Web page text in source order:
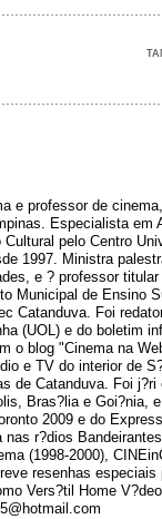
e professor de
Especialista em
pelo Centro
1997. Ministra
e ? professor
Municipal de Ensino
Catanduva. Foi
(UOL) e do boletim
o blog "Cinema na
e TV do interior de
de Catanduva. Foi
Bras?lia e Goi?nia,
2009 e do
nas r?dios
(1998-2000),
resenhas especiais
Vers?til Home